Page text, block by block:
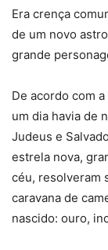
Era crença
de um novo
grande
De acordo com
um dia havia de
Judeus e
estrela nova,
céu, resolveram
caravana de
nascido: ouro,